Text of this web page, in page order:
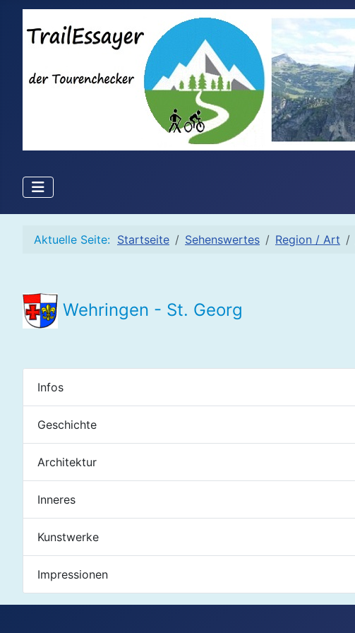
Aktuelle Seite: Startseite Sehenswertes Region / Art
Wehringen - St. Georg
Infos
Geschichte
Architektur
Inneres
Kunstwerke
Impressionen